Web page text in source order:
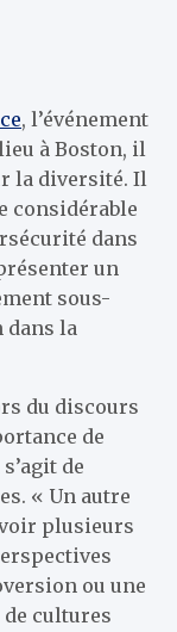
, l’événement
à Boston, il
la diversité. Il
considérable
dans
un
sous-
dans la
du discours
de
de
« Un autre
plusieurs
ou une
cultures